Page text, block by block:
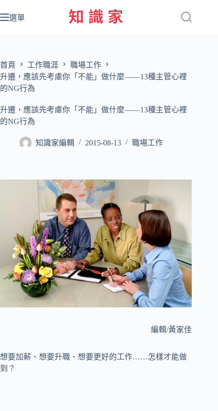
至
容
選單
首頁 工作職涯
職場工作
升遷，應該先考慮你「不能」做什麼——13種主管心裡
的NG行為
升遷，應該先考慮你「不能」做什麼——13種主管心裡
的NG行為
知識家編輯 2015-08-13 職場工作
編輯/黃家佳
想要加薪、想要升職、想要更好的工作……怎樣才能做
到？